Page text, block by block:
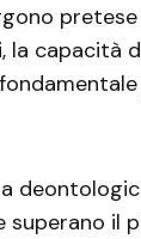
capacità
il